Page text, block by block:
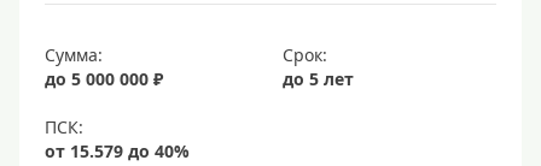
15000 руб
18000 руб
20 тысяч
Сумма:
до 5 000 000 ₽
Срок:
до 5 лет